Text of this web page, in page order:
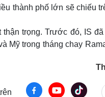
thành phố lớn sẽ chiếu
trọng. Trước đó, IS
Mỹ trong tháng chay